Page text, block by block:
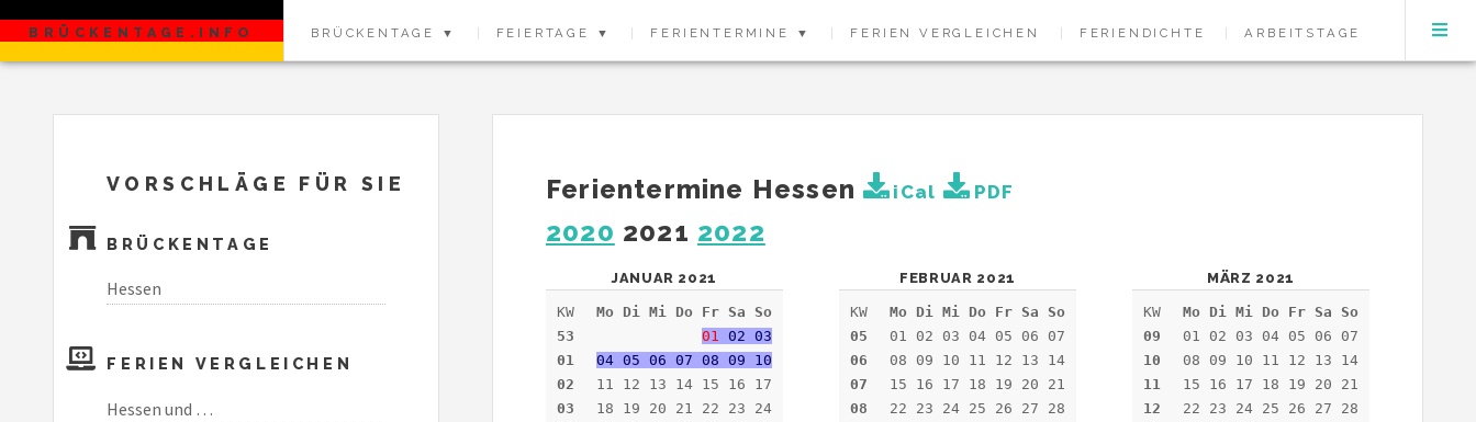
BRÜCKENTAGE.INFO BRÜCKENTAGE ▼ FEIERTAGE ▼ FERIENTERMINE ▼ FERIEN VERGLEICHEN FERIENDICHTE ARBEITSTAGE
Ferientermine Hessen iCal PDF
2020 2021 2022
JANUAR 2021
KW
53
01
02
03
Mo Di Mi Do Fr Sa So
01 02 03
04 05 06 07 08 09 10
11 12 13 14 15 16 17
18 19 20 21 22 23 24
FEBRUAR 2021
KW
05
06
07
08
Mo Di Mi Do Fr Sa So
01 02 03 04 05 06 07
08 09 10 11 12 13 14
15 16 17 18 19 20 21
22 23 24 25 26 27 28
MÄRZ 2021
KW
09
10
11
12
Mo Di Mi Do Fr Sa So
01 02 03 04 05 06 07
08 09 10 11 12 13 14
15 16 17 18 19 20 21
22 23 24 25 26 27 28
VORSCHLÄGE FÜR SIE
BRÜCKENTAGE
Hessen
FERIEN VERGLEICHEN
Hessen und …